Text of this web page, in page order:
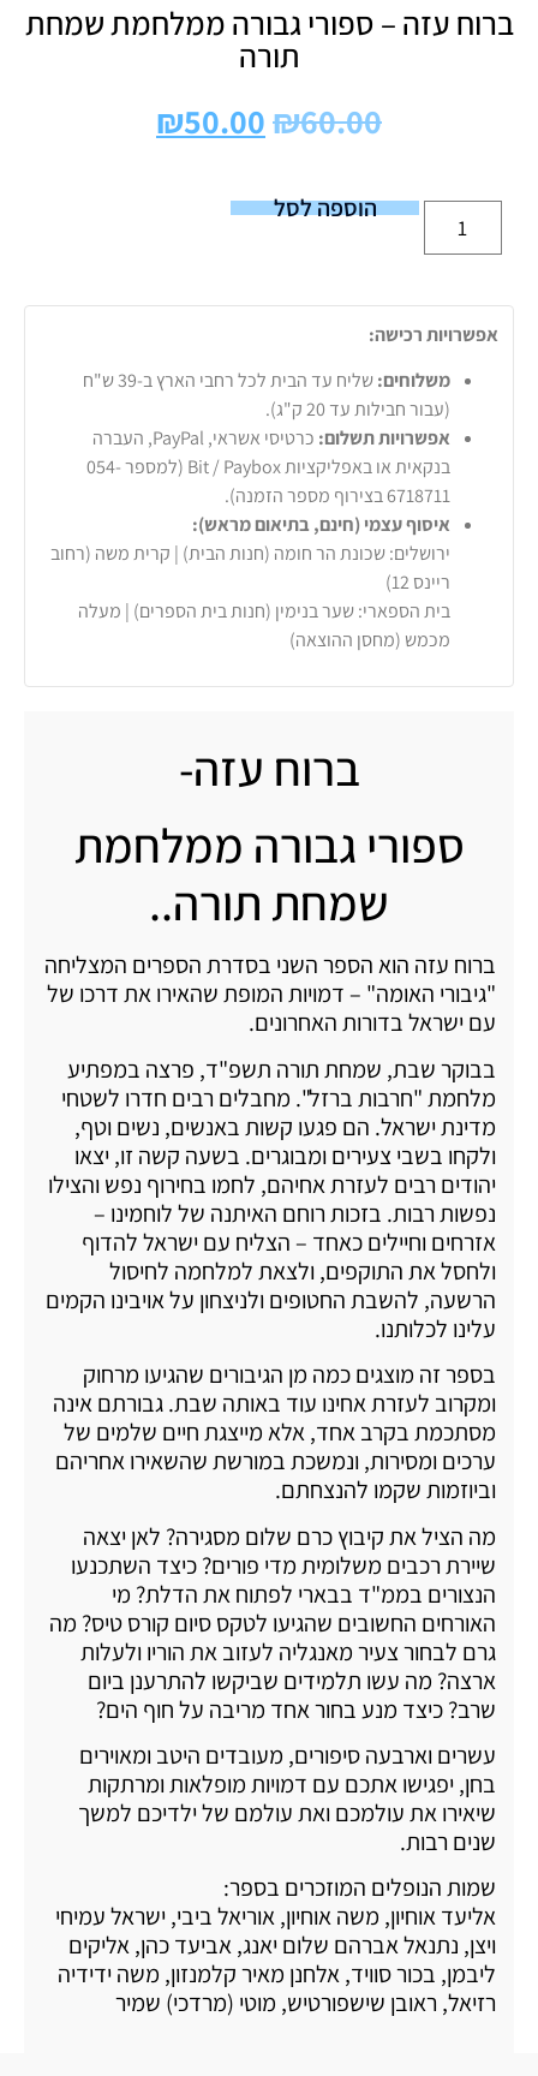
ברוח עזה – ספורי גבורה ממלחמת שמחת
תורה
₪60.00
₪50.00
הוספה לסל
אפשרויות רכישה:
משלוחים:
שליח עד הבית לכל רחבי הארץ ב-39 ש"ח
(עבור חבילות עד 20 ק"ג).
אפשרויות תשלום:
כרטיסי אשראי, PayPal, העברה
בנקאית או באפליקציות Bit / Paybox (למספר 054-
6718711 בצירוף מספר הזמנה).
איסוף עצמי (חינם, בתיאום מראש):
ירושלים: שכונת הר חומה (חנות הבית) | קרית משה (רחוב
ריינס 12)
בית הספארי: שער בנימין (חנות בית הספרים) | מעלה
מכמש (מחסן ההוצאה)
ברוח עזה-
ספורי גבורה ממלחמת
שמחת תורה..
ברוח עזה הוא הספר השני בסדרת הספרים המצליחה
"גיבורי האומה" – דמויות המופת שהאירו את דרכו של
עם ישראל בדורות האחרונים.
בבוקר שבת, שמחת תורה תשפ"ד, פרצה במפתיע
מלחמת "חרבות ברזל". מחבלים רבים חדרו לשטחי
מדינת ישראל. הם פגעו קשות באנשים, נשים וטף,
ולקחו בשבי צעירים ומבוגרים. בשעה קשה זו, יצאו
יהודים רבים לעזרת אחיהם, לחמו בחירוף נפש והצילו
נפשות רבות. בזכות רוחם האיתנה של לוחמינו –
אזרחים וחיילים כאחד – הצליח עם ישראל להדוף
ולחסל את התוקפים, ולצאת למלחמה לחיסול
הרשעה, להשבת החטופים ולניצחון על אויבינו הקמים
עלינו לכלותנו.
בספר זה מוצגים כמה מן הגיבורים שהגיעו מרחוק
ומקרוב לעזרת אחינו עוד באותה שבת. גבורתם אינה
מסתכמת בקרב אחד, אלא מייצגת חיים שלמים של
ערכים ומסירות, ונמשכת במורשת שהשאירו אחריהם
וביוזמות שקמו להנצחתם.
מה הציל את קיבוץ כרם שלום מסגירה? לאן יצאה
שיירת רכבים משלומית מדי פורים? כיצד השתכנעו
הנצורים בממ"ד בבארי לפתוח את הדלת? מי
האורחים החשובים שהגיעו לטקס סיום קורס טיס? מה
גרם לבחור צעיר מאנגליה לעזוב את הוריו ולעלות
ארצה? מה עשו תלמידים שביקשו להתרענן ביום
שרב? כיצד מנע בחור אחד מריבה על חוף הים?
עשרים וארבעה סיפורים, מעובדים היטב ומאוירים
בחן, יפגישו אתכם עם דמויות מופלאות ומרתקות
שיאירו את עולמכם ואת עולמם של ילדיכם למשך
שנים רבות.
שמות הנופלים המוזכרים בספר:
אליעד אוחיון, משה אוחיון, אוריאל ביבי, ישראל עמיחי
ויצן, נתנאל אברהם שלום יאנג, אביעד כהן, אליקים
ליבמן, בכור סוויד, אלחנן מאיר קלמנזון, משה ידידיה
רזיאל, ראובן שישפורטיש, מוטי (מרדכי) שמיר